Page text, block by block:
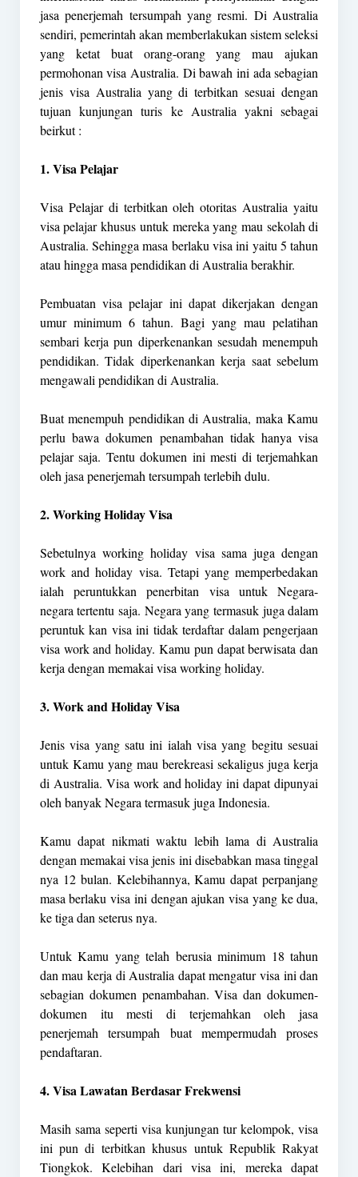
jasa penerjemah tersumpah yang resmi. Di Australia
sendiri, pemerintah akan memberlakukan sistem seleksi
yang ketat buat orang-orang yang mau ajukan
permohonan visa Australia. Di bawah ini ada sebagian
jenis visa Australia yang di terbitkan sesuai dengan
tujuan kunjungan turis ke Australia yakni sebagai
beirkut :
1. Visa Pelajar
Visa Pelajar di terbitkan oleh otoritas Australia yaitu
visa pelajar khusus untuk mereka yang mau sekolah di
Australia. Sehingga masa berlaku visa ini yaitu 5 tahun
atau hingga masa pendidikan di Australia berakhir.
Pembuatan visa pelajar ini dapat dikerjakan dengan
umur minimum 6 tahun. Bagi yang mau pelatihan
sembari kerja pun diperkenankan sesudah menempuh
pendidikan. Tidak diperkenankan kerja saat sebelum
mengawali pendidikan di Australia.
Buat menempuh pendidikan di Australia, maka Kamu
perlu bawa dokumen penambahan tidak hanya visa
pelajar saja. Tentu dokumen ini mesti di terjemahkan
oleh jasa penerjemah tersumpah terlebih dulu.
2. Working Holiday Visa
Sebetulnya working holiday visa sama juga dengan
work and holiday visa. Tetapi yang memperbedakan
ialah peruntukkan penerbitan visa untuk Negara-
negara tertentu saja. Negara yang termasuk juga dalam
peruntuk kan visa ini tidak terdaftar dalam pengerjaan
visa work and holiday. Kamu pun dapat berwisata dan
kerja dengan memakai visa working holiday.
3. Work and Holiday Visa
Jenis visa yang satu ini ialah visa yang begitu sesuai
untuk Kamu yang mau berekreasi sekaligus juga kerja
di Australia. Visa work and holiday ini dapat dipunyai
oleh banyak Negara termasuk juga Indonesia.
Kamu dapat nikmati waktu lebih lama di Australia
dengan memakai visa jenis ini disebabkan masa tinggal
nya 12 bulan. Kelebihannya, Kamu dapat perpanjang
masa berlaku visa ini dengan ajukan visa yang ke dua,
ke tiga dan seterus nya.
Untuk Kamu yang telah berusia minimum 18 tahun
dan mau kerja di Australia dapat mengatur visa ini dan
sebagian dokumen penambahan. Visa dan dokumen-
dokumen itu mesti di terjemahkan oleh jasa
penerjemah tersumpah buat mempermudah proses
pendaftaran.
4. Visa Lawatan Berdasar Frekwensi
Masih sama seperti visa kunjungan tur kelompok, visa
ini pun di terbitkan khusus untuk Republik Rakyat
Tiongkok. Kelebihan dari visa ini, mereka dapat